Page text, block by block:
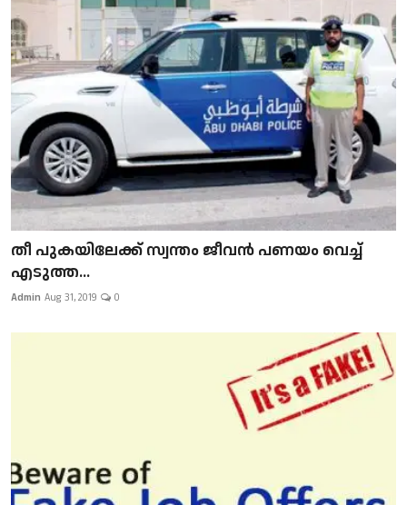
​​​​​​​തീ പുകയിലേക്ക് സ്വന്തം ജീവന്‍ പണയം വെച്ച്
എടുത്ത...
Admin Aug 31, 2019 0